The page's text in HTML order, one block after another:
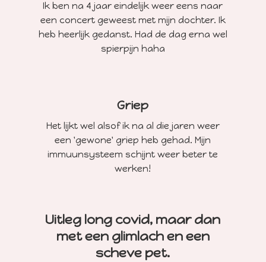
Ik ben na 4 jaar eindelijk weer eens naar
een concert geweest met mijn dochter. Ik
heb heerlijk gedanst. Had de dag erna wel
spierpijn haha
Griep
Het lijkt wel alsof ik na al die jaren weer
een 'gewone' griep heb gehad. Mijn
immuunsysteem schijnt weer beter te
werken!
Uitleg long covid, maar dan
met een glimlach en een
scheve pet.